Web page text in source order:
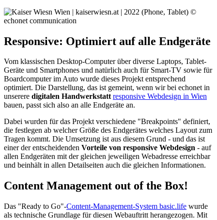
Responsive: Optimiert auf alle Endgeräte
Vom klassischen Desktop-Computer über diverse Laptops, Tablet-
Geräte und Smartphones und natürlich auch für Smart-TV sowie für
Boardcomputer im Auto wurde dieses Projekt entsprechend
optimiert. Die Darstellung, das ist gemeint, wenn wir bei echonet in
unserere digitalen Handwerkstatt responsive Webdesign in Wien
bauen, passt sich also an alle Endgeräte an.
Dabei wurden für das Projekt verschiedene "Breakpoints" definiert,
die festlegen ab welcher Größe des Endgerätes welches Layout zum
Tragen kommt. Die Umsetzung ist aus diesem Grund - und das ist
einer der entscheidenden Vorteile von responsive Webdesign - auf
allen Endgeräten mit der gleichen jeweiligen Webadresse erreichbar
und beinhält in allen Detailseiten auch die gleichen Informationen.
Content Management out of the Box!
Das "Ready to Go"-Content-Management-System basic.life wurde
als technische Grundlage für diesen Webauftritt herangezogen. Mit